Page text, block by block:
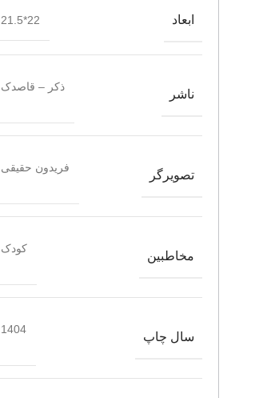
ابعاد 22*21.5
ناشر
ذکر – قاصدک
تصویرگر
فریدون حقیقی
مخاطبین
کودک
سال چاپ
1404